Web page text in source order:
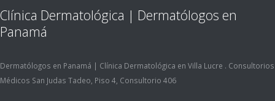
Clínica Dermatológica | Dermatólogos en
Panamá
Dermatólogos en Panamá | Clínica Dermatológica en Villa Lucre . Consultorios
Médicos San Judas Tadeo, Piso 4, Consultorio 406